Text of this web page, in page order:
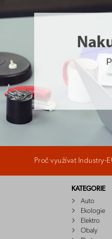
Proč využívat Industry-
KATEGORIE
Auto
Ekologie
Elektro
Obaly